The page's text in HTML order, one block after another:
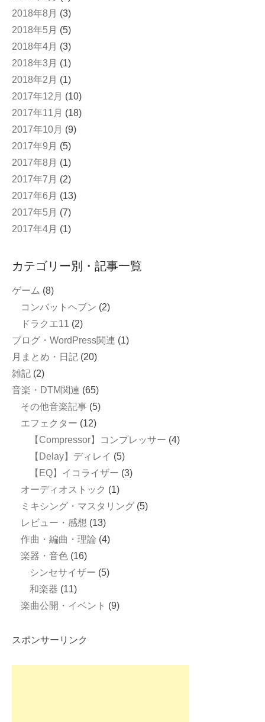
2018年8月 (3)
2018年5月 (5)
2018年4月 (3)
2018年3月 (1)
2018年2月 (1)
2017年12月 (10)
2017年11月 (18)
2017年10月 (9)
2017年9月 (5)
2017年8月 (1)
2017年7月 (2)
2017年6月 (13)
2017年5月 (7)
2017年4月 (1)
カテゴリー別・記事一覧
ゲーム (8)
コンバットヘブン (2)
ドラクエ11 (2)
ブログ・WordPress関連 (1)
月まとめ・日記 (20)
雑記 (2)
音楽・DTM関連 (65)
その他音楽記事 (5)
エフェクター (12)
【Compressor】コンプレッサー (4)
【Delay】ディレイ (5)
【EQ】イコライザー (3)
オーディオストック (1)
ミキシング・マスタリング (5)
レビュー・感想 (13)
作曲・編曲・理論 (4)
楽器・音色 (16)
シンセサイザー (5)
和楽器 (11)
楽曲公開・イベント (9)
スポンサーリンク